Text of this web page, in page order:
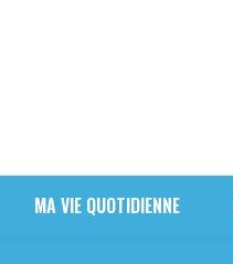
MA VIE QUOTIDIENNE